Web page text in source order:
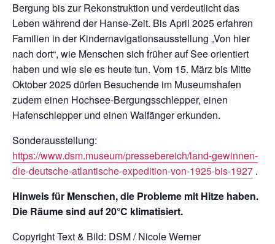
Bergung bis zur Rekonstruktion und verdeutlicht das
Leben während der Hanse-Zeit. Bis April 2025 erfahren
Familien in der Kindernavigationsausstellung „Von hier
nach dort“, wie Menschen sich früher auf See orientiert
haben und wie sie es heute tun. Vom 15. März bis Mitte
Oktober 2025 dürfen Besuchende im Museumshafen
zudem einen Hochsee-Bergungsschlepper, einen
Hafenschlepper und einen Walfänger erkunden.
Sonderausstellung:
https://www.dsm.museum/pressebereich/land-gewinnen-
die-deutsche-atlantische-expedition-von-1925-bis-1927 .
Hinweis für Menschen, die Probleme mit Hitze haben.
Die Räume sind auf 20°C klimatisiert.
Copyright Text & Bild: DSM / Nicole Werner